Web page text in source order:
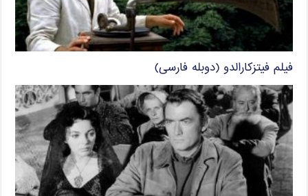
فیلم فیتزکارالدو (دوبله فارسی)